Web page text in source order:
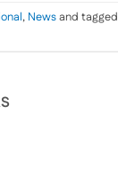
, Newsand tagged